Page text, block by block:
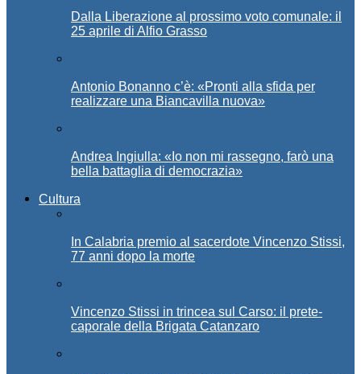
Dalla Liberazione al prossimo voto comunale: il
25 aprile di Alfio Grasso
Antonio Bonanno c’è: «Pronti alla sfida per
realizzare una Biancavilla nuova»
Andrea Ingiulla: «Io non mi rassegno, farò una
bella battaglia di democrazia»
Cultura
In Calabria premio al sacerdote Vincenzo Stissi,
77 anni dopo la morte
Vincenzo Stissi in trincea sul Carso: il prete-
caporale della Brigata Catanzaro